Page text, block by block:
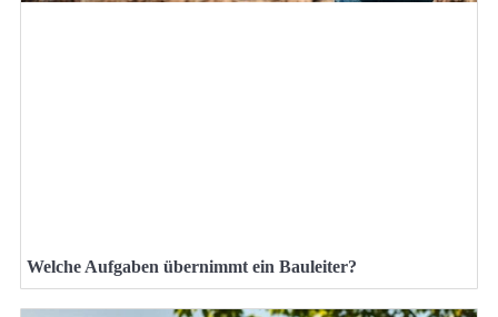
Welche Aufgaben übernimmt ein Bauleiter?